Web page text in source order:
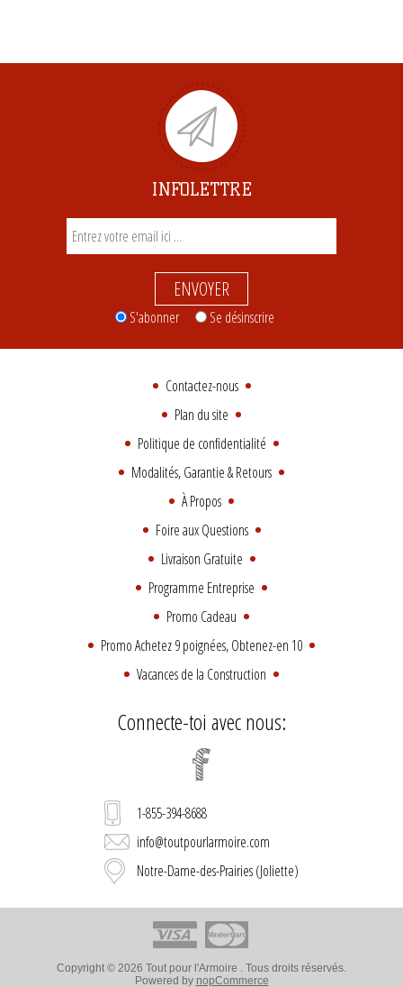
INFOLETTRE
ENVOYER
S'abonner Se désinscrire
Contactez-nous
Plan du site
Politique de confidentialité
Modalités, Garantie & Retours
À Propos
Foire aux Questions
Livraison Gratuite
Programme Entreprise
Promo Cadeau
Promo Achetez 9 poignées, Obtenez-en 10
Vacances de la Construction
Connecte-toi avec nous:
1-855-394-8688
info@toutpourlarmoire.com
Notre-Dame-des-Prairies (Joliette)
Copyright © 2026 Tout pour l'Armoire . Tous droits réservés.
Powered by nopCommerce